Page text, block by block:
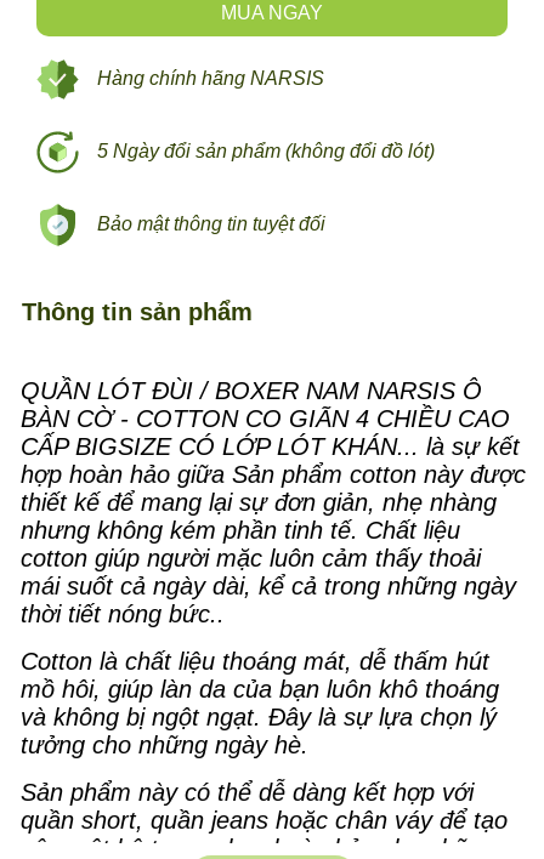
MUA NGAY
5 Ngày đổi sản phẩm (không đổi đồ lót)
Bảo mật thông tin tuyệt đối
Hàng chính hãng NARSIS
Thông tin sản phẩm
QUẦN LÓT ĐÙI / BOXER NAM NARSIS Ô
BÀN CỜ - COTTON CO GIÃN 4 CHIỀU CAO
CẤP BIGSIZE CÓ LỚP LÓT KHÁN... là sự kết
hợp hoàn hảo giữa Sản phẩm cotton này được
thiết kế để mang lại sự đơn giản, nhẹ nhàng
nhưng không kém phần tinh tế. Chất liệu
cotton giúp người mặc luôn cảm thấy thoải
mái suốt cả ngày dài, kể cả trong những ngày
thời tiết nóng bức..
Cotton là chất liệu thoáng mát, dễ thấm hút
mồ hôi, giúp làn da của bạn luôn khô thoáng
và không bị ngột ngạt. Đây là sự lựa chọn lý
tưởng cho những ngày hè.
Sản phẩm này có thể dễ dàng kết hợp với
quần short, quần jeans hoặc chân váy để tạo
nên một bộ trang phục hoàn hảo cho những